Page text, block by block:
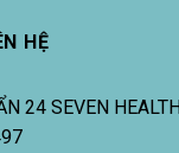
HỆ
24 SEVEN